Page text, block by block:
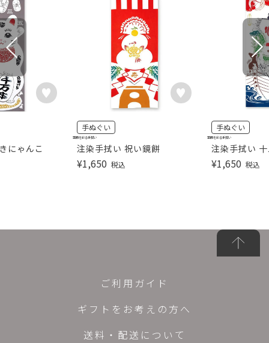
にゃんこ 注染手拭い 祝い鏡餅
手ぬぐい
¥1,650 税込
季節を彩る手拭い
注染手拭い
手ぬぐい
¥1,650 税込
季節を彩る手拭い
ご利用ガイド
ギフトをお考えの方へ
送料・配送について